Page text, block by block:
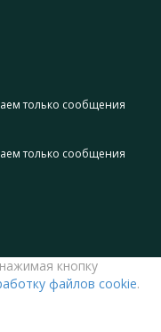
только сообщения
только сообщения
кнопку
файлов cookie.